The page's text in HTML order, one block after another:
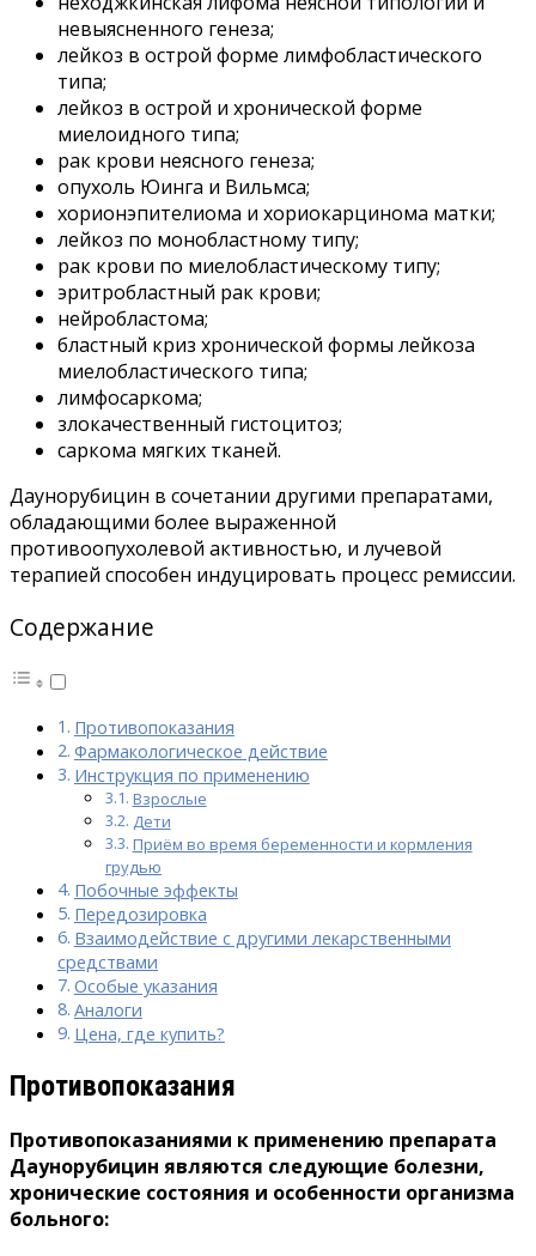
невыясненного генеза;
лейкоз в острой форме лимфобластического
типа;
лейкоз в острой и хронической форме
миелоидного типа;
рак крови неясного генеза;
опухоль Юинга и Вильмса;
хорионэпителиома и хориокарцинома матки;
лейкоз по монобластному типу;
рак крови по миелобластическому типу;
эритробластный рак крови;
нейробластома;
бластный криз хронической формы лейкоза
миелобластического типа;
лимфосаркома;
злокачественный гистоцитоз;
саркома мягких тканей.
Даунорубицин в сочетании другими препаратами,
обладающими более выраженной
противоопухолевой активностью, и лучевой
терапией способен индуцировать процесс ремиссии.
Содержание
Противопоказания
Фармакологическое действие
Инструкция по применению
Взрослые
Дети
Приём во время беременности и кормления
грудью
Побочные эффекты
Передозировка
Взаимодействие с другими лекарственными
средствами
Особые указания
Аналоги
Цена, где купить?
Противопоказания
Противопоказаниями к применению препарата
Даунорубицин являются следующие болезни,
хронические состояния и особенности организма
больного: